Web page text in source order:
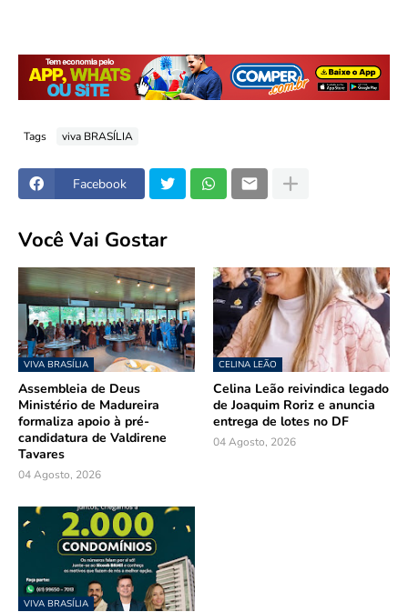
Tags viva BRASÍLIA
Facebook
Você Vai Gostar
VIVA BRASÍLIA
Assembleia de Deus
Ministério de Madureira
formaliza apoio à pré-
candidatura de Valdirene
Tavares
04 Agosto, 2026
CELINA LEÃO
Celina Leão reivindica legado
de Joaquim Roriz e anuncia
entrega de lotes no DF
04 Agosto, 2026
VIVA BRASÍLIA